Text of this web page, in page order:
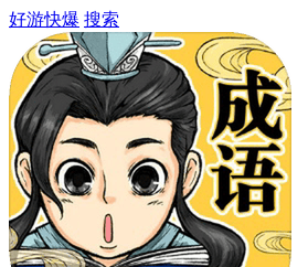
好游快爆 搜索